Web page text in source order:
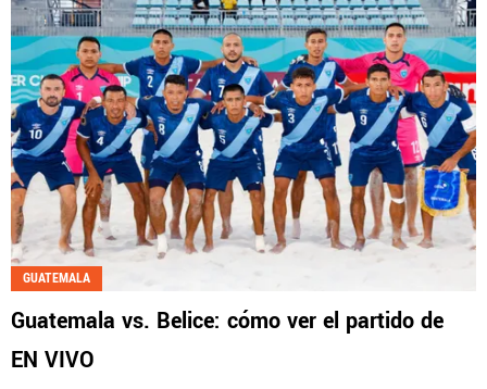
GUATEMALA
Guatemala vs. Belice: cómo ver el partido de
EN VIVO